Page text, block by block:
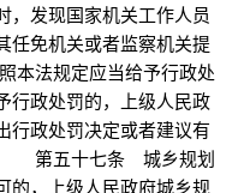
，发现国家机关工作人员
任免机关或者监察机关提
法规定应当给予行政处
行政处罚的，上级人民政
行政处罚决定或者建议有
第五十七条 城乡规划
的，上级人民政府城乡规